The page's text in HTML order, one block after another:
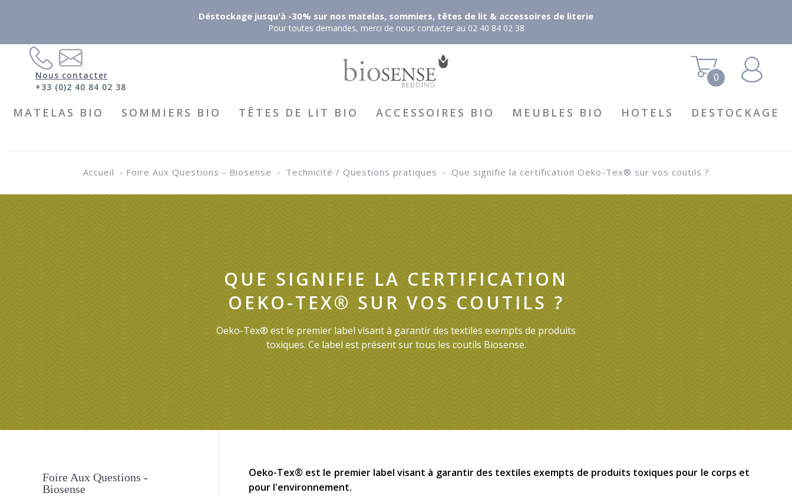
Déstockage jusqu'à -30% sur nos matelas, sommiers, têtes de lit & accessoires de literie
Pour toutes demandes, merci de nous contacter au 02 40 84 02 38
Nous contacter
+33 (0)2 40 84 02 38
MATELAS BIO SOMMIERS BIO TÊTES DE LIT BIO ACCESSOIRES BIO MEUBLES BIO HOTELS DESTOCKAGE
0
Accueil Foire Aux Questions - Biosense Technicité / Questions pratiques Que signifie la certification Oeko-Tex® sur vos coutils ?
QUE SIGNIFIE LA CERTIFICATION
OEKO-TEX® SUR VOS COUTILS ?
Oeko-Tex® est le premier label visant à garantir des textiles exempts de produits
toxiques. Ce label est présent sur tous les coutils Biosense.
Foire Aux Questions -
Biosense
Oeko-Tex® est le premier label visant à garantir des textiles exempts de produits toxiques pour le corps et
pour l'environnement.